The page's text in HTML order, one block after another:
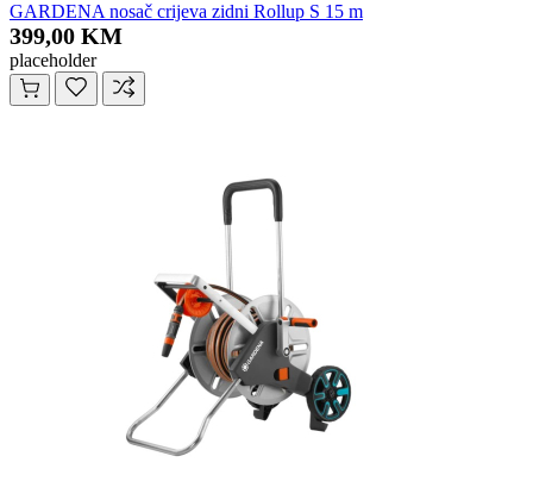
GARDENA nosač crijeva zidni Rollup S 15 m
399,00 KM
placeholder